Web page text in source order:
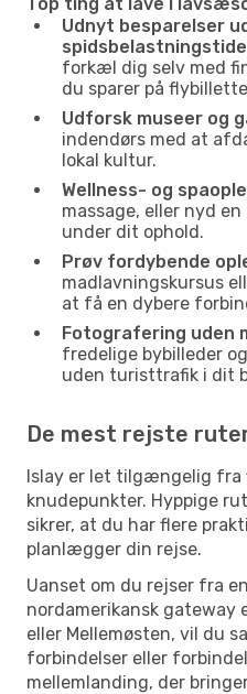
Udnyt besparelser
forkæl dig selv med
du sparer på
Udforsk museer og
indendørs med at
lokal kultur.
Wellness- og
massage, eller nyd
under dit ophold.
Prøv fordybende
madlavningskursus
at få en dybere
Fotografering uden
fredelige bybilleder
uden turisttrafik i dit
De mest rejste
Islay er let tilgængelig fra
knudepunkter. Hyppige
sikrer, at du har flere
planlægger din rejse.
Uanset om du rejser fra
nordamerikansk gateway
eller Mellemøsten, vil du
forbindelser eller
mellemlanding, der